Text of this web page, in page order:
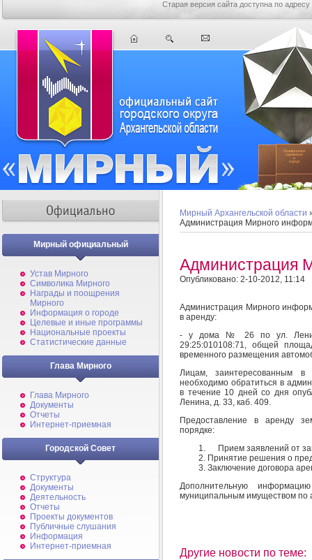
Старая версия сайта доступна по адресу
Мирный официальный
Устав Мирного
Символика Мирного
Награды и поощрения
Мирного
Информация о городе
Целевые и иные программы
Национальные проекты
Статистические данные
Глава Мирного
Глава Мирного
Документы
Отчеты
Интернет-приемная
Городской Совет
Структура
Документы
Деятельность
Отчеты
Проекты документов
Публичные слушания
Информация
Интернет-приемная
Мирный Архангельской области
Администрация Мирного
Администрация
Опубликовано: 2-10-2012, 11:14
Администрация Мирного
в аренду:
- у дома № 26 по ул. Ленина
29:25:010108:71, общей
временного размещения
Лицам, заинтересованным в
необходимо обратиться в
в течение 10 дней со дня
Ленина, д. 33, каб. 409.
Предоставление в аренду
порядке:
Прием заявлений от
Принятие решения о
Заключение договора
Дополнительную
муниципальным имуществом по
Другие новости по теме: